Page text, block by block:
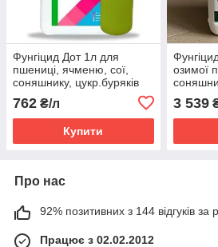
Фунгіцид Дот 1л для
пшениці, ячменю, сої,
соняшнику, цукр.буряків
від іржі, борошнистої роси,
септоріозу, плямистостей
листя
762 ₴/л
Купити
озимої
буряків,
3 539
Про нас
92% позитивних з 144 відгуків за
Працює з 02.02.2012